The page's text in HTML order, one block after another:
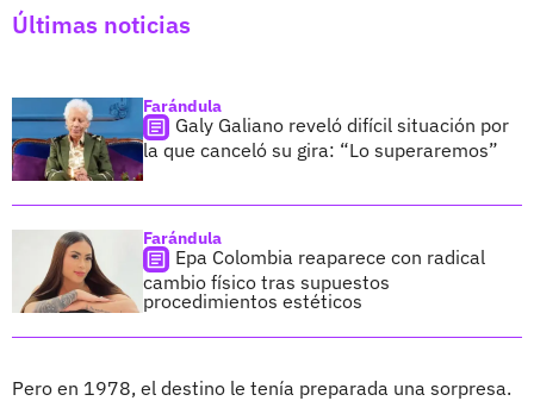
Últimas noticias
Farándula
Galy Galiano reveló difícil situación por
la que canceló su gira: “Lo superaremos”
Farándula
Epa Colombia reaparece con radical
cambio físico tras supuestos
procedimientos estéticos
Pero en 1978, el destino le tenía preparada una sorpresa.